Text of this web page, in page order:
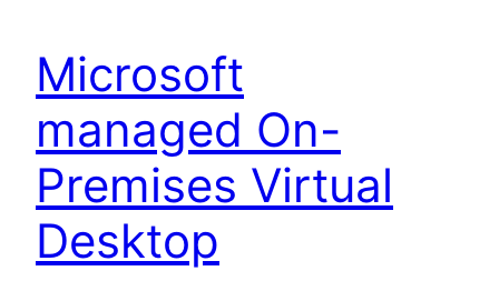
Microsoft
managed On-
Premises Virtual
Desktop